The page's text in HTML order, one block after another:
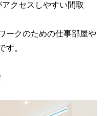
クセスしやすい間取
ークのための仕事部屋や
す。